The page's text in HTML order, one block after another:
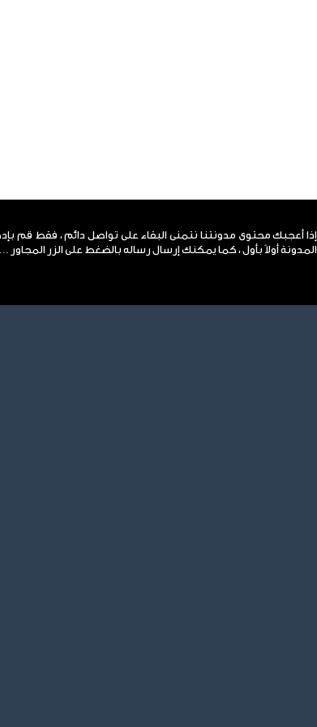
إذا أعجبك محتوى مدونتنا نتمنى البقاء على تواصل دائم ، فقط قم
المدونة أولاً بأول ، كما يمكنك إرسال رساله بالضغط على الزر المجاور ...